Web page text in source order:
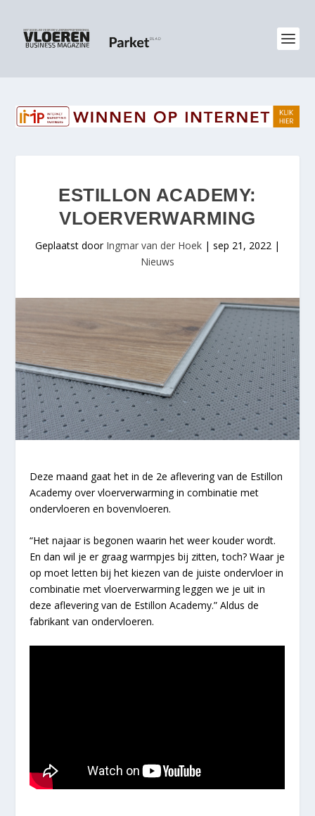
ESTILLON ACADEMY:
VLOERVERWARMING
Geplaatst door Ingmar van der Hoek | sep 21, 2022 |
Nieuws
Deze maand gaat het in de 2e aflevering van de Estillon
Academy over vloerverwarming in combinatie met
ondervloeren en bovenvloeren.
“Het najaar is begonen waarin het weer kouder wordt.
En dan wil je er graag warmpjes bij zitten, toch? Waar je
op moet letten bij het kiezen van de juiste ondervloer in
combinatie met vloerverwarming leggen we je uit in
deze aflevering van de Estillon Academy.” Aldus de
fabrikant van ondervloeren.